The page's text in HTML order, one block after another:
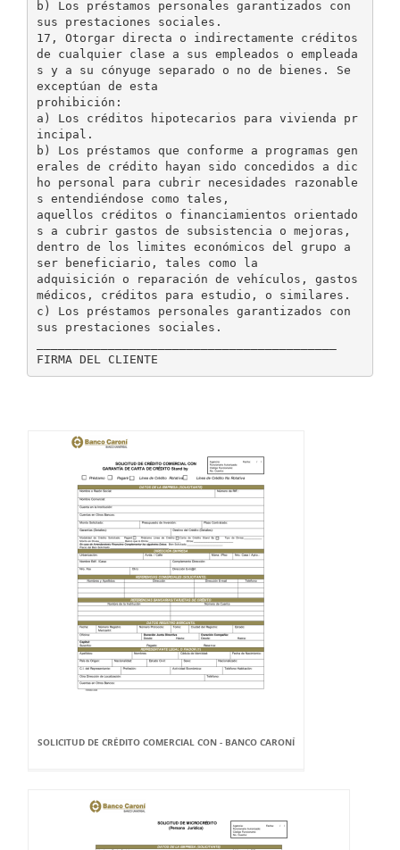
SOLICITUD DE CRÉDITO COMERCIAL CON - BANCO CARONÍ